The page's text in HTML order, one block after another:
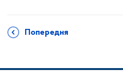
Попередня